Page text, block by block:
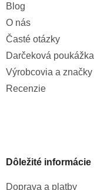
Blog
O nás
Časté otázky
Darčeková poukážka
Výrobcovia a značky
Recenzie
Dôležité informácie
Doprava a platby